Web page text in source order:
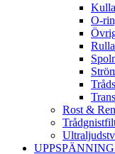
O-
Rost &